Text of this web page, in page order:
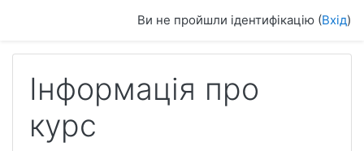
Ви не пройшли ідентифікацію (Вхід)
Інформація про
курс